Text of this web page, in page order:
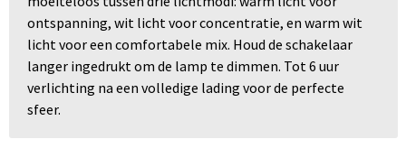
ontspanning, wit licht voor concentratie, en warm wit
licht voor een comfortabele mix. Houd de schakelaar
langer ingedrukt om de lamp te dimmen. Tot 6 uur
verlichting na een volledige lading voor de perfecte
sfeer.